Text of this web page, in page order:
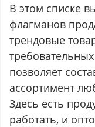
В этом списке
флагманов
трендовые
позволяет
ассортимент
Здесь есть
работать, и